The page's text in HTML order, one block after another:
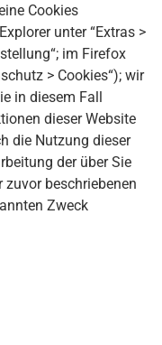
Cookies
unter “Extras >
im Firefox
> Cookies“); wir
in diesem Fall
dieser Website
die Nutzung dieser
der über Sie
zuvor beschriebenen
Zweck